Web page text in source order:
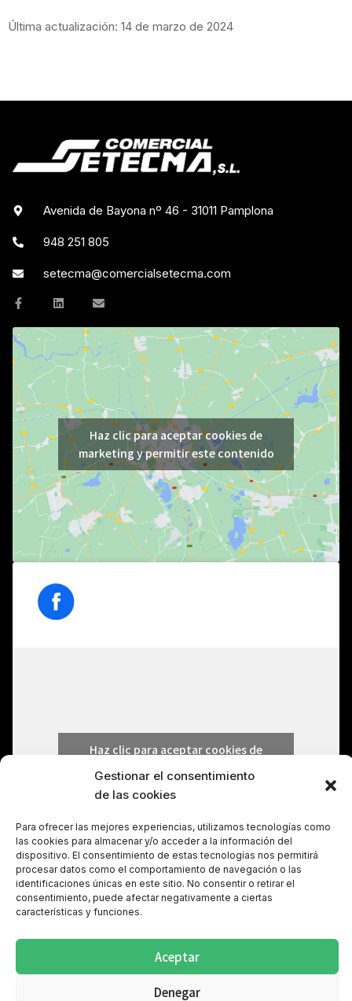
Gestionar el consentimiento
de las cookies
Para ofrecer las mejores experiencias, utilizamos tecnologías como
las cookies para almacenar y/o acceder a la información del
dispositivo. El consentimiento de estas tecnologías nos permitirá
procesar datos como el comportamiento de navegación o las
identificaciones únicas en este sitio. No consentir o retirar el
consentimiento, puede afectar negativamente a ciertas
características y funciones.
Aceptar
Denegar
Última actualización: 14 de marzo de 2024
Avenida de Bayona nº 46 - 31011 Pamplona
948 251 805
setecma@comercialsetecma.com
Haz clic para aceptar cookies de
marketing y permitir este contenido
Haz clic para aceptar cookies de